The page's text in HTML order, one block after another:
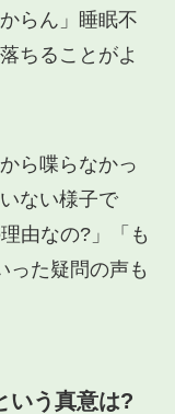
らん」睡眠不
ちることがよ
ら喋らなかっ
ない様子で
由なの?」「も
った疑問の声も
いう真意は?